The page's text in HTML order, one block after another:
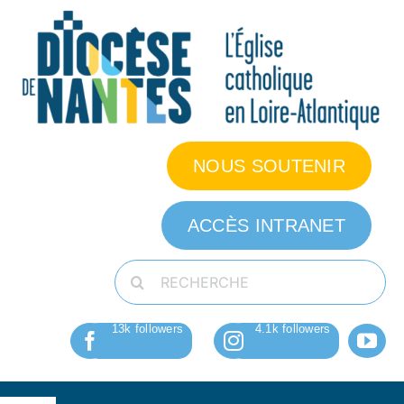
NOUS SOUTENIR
ACCÈS INTRANET
Rechercher: